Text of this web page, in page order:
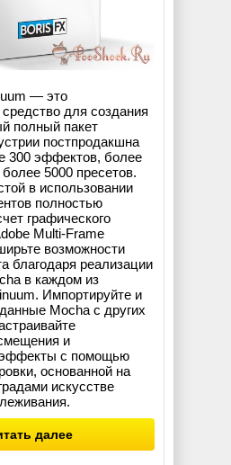
— это
для создания
полный пакет
постпродакшна
300 эффектов, более
5000 пресетов.
в использовании
полностью
графического
Multi-Frame
возможности
благодаря реализации
в каждом из
Импортируйте и
Mocha с других
и
эффекты с помощью
основанной на
искусстве
далее